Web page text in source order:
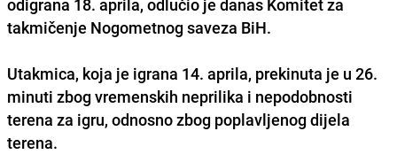
takmičenje Nogometnog saveza BiH.
Utakmica, koja je igrana 14. aprila, prekinuta je u 26.
minuti zbog vremenskih neprilika i nepodobnosti
terena za igru, odnosno zbog poplavljenog dijela
terena.